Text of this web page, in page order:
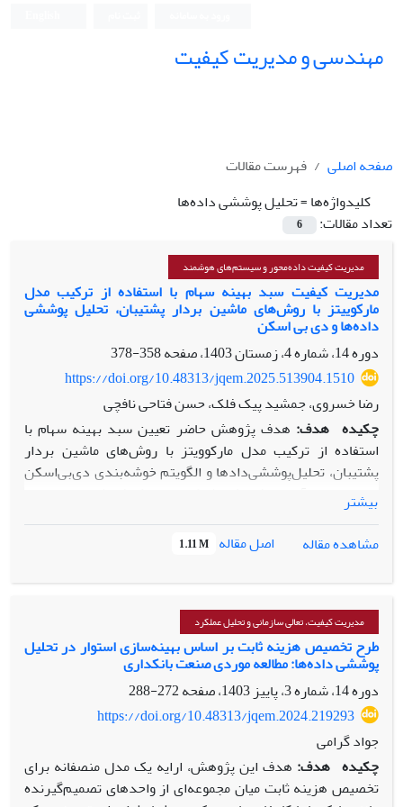
مهندسی و مدیریت کیفیت
صفحه اصلی
فهرست مقالات
کلیدواژه‌ها =تحلیل پوششی داده‌ها
تعداد مقالات:
6
مدیریت کیفیت داده‌محور و سیستم‌های هوشمند
مدیریت کیفیت سبد بهینه سهام با استفاده از ترکیب مدل
مارکوییتز با روش‌های ماشین بردار پشتیبان، تحلیل پوششی
داده‌ها و دی بی اسکن
دوره 14، شماره 4، زمستان 1403، صفحه
358-378
https://doi.org/10.48313/jqem.2025.513904.1510
رضا خسروی، جمشید پیک فلک، حسن فتاحی نافچی
چکیده هدف: هدف پژوهش حاضر تعیین سبد بهینه سهام با
استفاده از ترکیب مدل مارکوویتز با روش‌های ماشین بردار
پشتیبان، تحلیل‌پوششی‌دادها و الگویتم خوشه‌بندی دی‌بی‌اسکن
است. جامعه آماری پژوهش، شرکت‌های پذیرفته‌شده در بورس
اوراق بهادار تهران در بازه زمانی 1391 الی 1401 است.
روش‌شناسی پژوهش: در راستای دستیابی به اهداف پژوهش
برای تشکیل سبد بهینه سهام، از رویکرد کاهش ابعاد، روش‌های
تحلیل‌پوششی‌دادها، ماشین بردار پشتیبان و الگوریتم‌های
ترازنامه‌ای، نسبت‌های مالی صورت سود زیان، نسبت‌های مالی
صورت گردش وجه نقد و نسبت‌های مالی ترکیبی و ریسک و بازده
بر اساس مدل ترکیبی مارکوویتز به‌عنوان ورودی مدل تهیه چهار
پرتفوی استفاده شده است.
یافته‌ها:یافته‌های حاصل از پژوهش، حاکی است روش بردار
پشتیبان و روﯾﮑﺮد ﭼﻬﺎرم ﮐﻪ ﺷﺎﻣﻞ مدل ترکیبی اﺳﺖ، در
بهینه‌سازی ﺳﺒﺪ ﺳﻬﺎم ﻋﻤﻠﮑﺮد ﺑﻬﺘﺮی داﺷﺘﻪ اﺳﺖ.
اصالت/ارزش افزوده علمی:با توجه به نوآوری این پژوهش در
به‌کارگیری مدل ترکیبی مارکوییتز، نتایج می‌تواند به
بیشتر
مشاهده مقاله
اصل مقاله 1.11 M
مدیریت کیفیت، تعالی سازمانی و تحلیل عملکرد
طرح تخصیص هزینه ثابت بر اساس بهینه‌سازی استوار در تحلیل
پوششی داده‌ها: مطالعه موردی صنعت بانکداری
دوره 14، شماره 3، پاییز 1403، صفحه
272-288
https://doi.org/10.48313/jqem.2024.219293
جواد گرامی
چکیده هدف: هدف این پژوهش، ارایه یک مدل منصفانه برای
تخصیص هزینه ثابت میان مجموعه‌ای از واحدهای تصمیم‌گیرنده